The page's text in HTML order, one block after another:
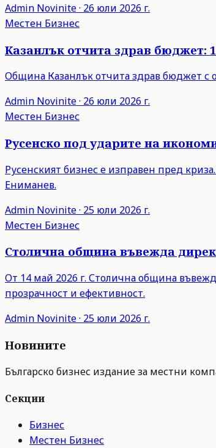
Admin Novinite· 26 юли 2026 г.
Местен Бизнес
Казанлък отчита здрав бюджет:
Община Казанлък отчита здрав бюджет с
Admin Novinite· 26 юли 2026 г.
Местен Бизнес
Русенско под ударите на
Русенският бизнес е изправен пред
Ениманев.
Admin Novinite· 25 юли 2026 г.
Местен Бизнес
Столична община въвежда
От 14 май 2026 г. Столична община
прозрачност и ефективност.
Admin Novinite· 25 юли 2026 г.
Новините
Българско бизнес издание за местни
Секции
Бизнес
Местен Бизнес